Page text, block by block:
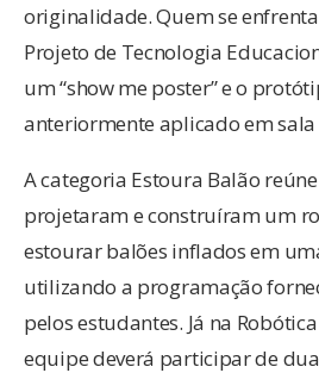
originalidade. Quem se
Projeto de Tecnologia
um “show me poster” e o
anteriormente aplicado em
A categoria Estoura Balão
projetaram e construíram um
estourar balões inflados em
utilizando a programação
pelos estudantes. Já na
equipe deverá participar de